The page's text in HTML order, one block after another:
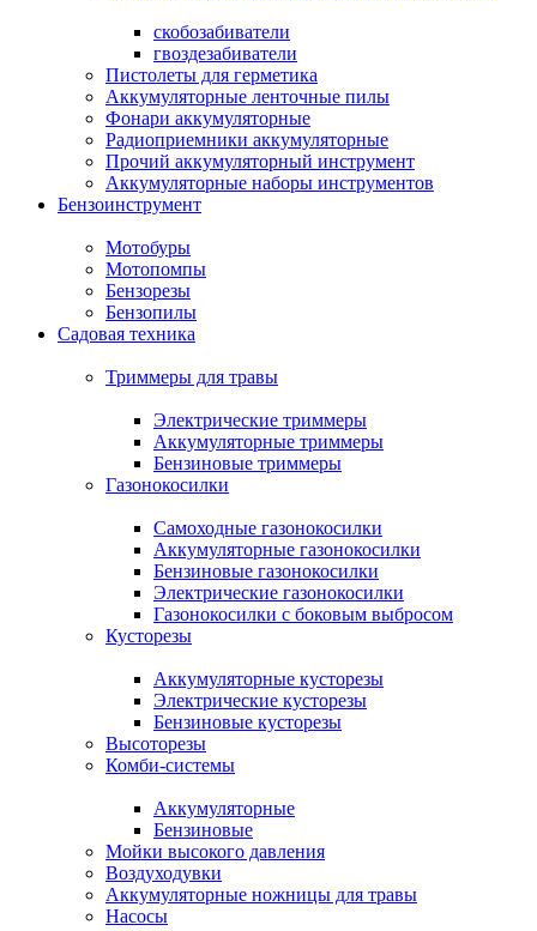
скобозабиватели
гвоздезабиватели
Пистолеты для герметика
Аккумуляторные ленточные пилы
Фонари аккумуляторные
Радиоприемники аккумуляторные
Прочий аккумуляторный инструмент
Аккумуляторные наборы инструментов
Бензоинструмент
Мотобуры
Мотопомпы
Бензорезы
Бензопилы
Садовая техника
Триммеры для травы
Электрические триммеры
Аккумуляторные триммеры
Бензиновые триммеры
Газонокосилки
Самоходные газонокосилки
Аккумуляторные газонокосилки
Бензиновые газонокосилки
Электрические газонокосилки
Газонокосилки с боковым выбросом
Кусторезы
Аккумуляторные кусторезы
Электрические кусторезы
Бензиновые кусторезы
Высоторезы
Комби-системы
Аккумуляторные
Бензиновые
Мойки высокого давления
Воздуходувки
Аккумуляторные ножницы для травы
Насосы